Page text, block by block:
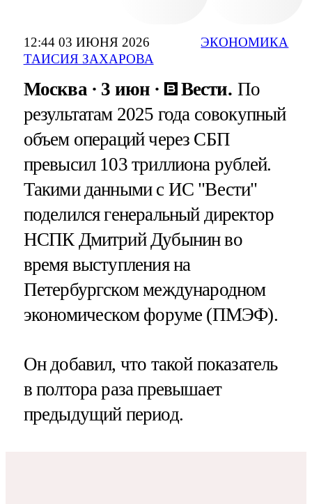
12:44 03 ИЮНЯ 2026
ТАИСИЯ ЗАХАРОВА
ЭКОНОМИКА
Москва 3 июн Вести. По
результатам 2025 года совокупный
объем операций через СБП
превысил 103 триллиона рублей.
Такими данными с ИС "Вести"
поделился генеральный директор
НСПК Дмитрий Дубынин во
время выступления на
Петербургском международном
экономическом форуме (ПМЭФ).
Он добавил, что такой показатель
в полтора раза превышает
предыдущий период.